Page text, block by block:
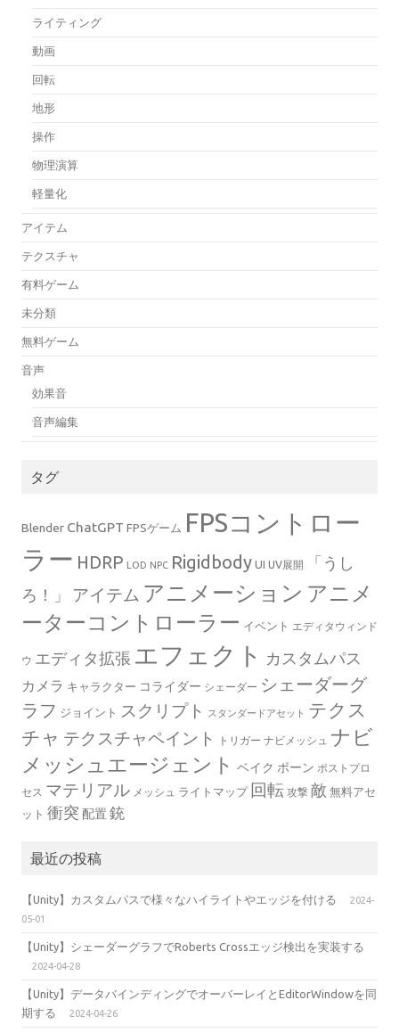
ライティング
動画
回転
地形
操作
物理演算
軽量化
アイテム
テクスチャ
有料ゲーム
未分類
無料ゲーム
音声
効果音
音声編集
タグ
Blender ChatGPT FPSゲーム FPSコントロー
ラー HDRP LOD NPC Rigidbody UI UV展開
「うし
ろ！」
アイテム アニメーション アニメ
ーターコントローラー イベント エディタウィンド
ウ エディタ拡張 エフェクト カスタムパス
カメラ キャラクター コライダー シェーダー シェーダーグ
ラフ ジョイント スクリプト スタンダードアセット テクス
チャ テクスチャペイント トリガー ナビメッシュ ナビ
メッシュエージェント ベイク ボーン ポストプロ
セス マテリアル メッシュ ライトマップ 回転 攻撃 敵 無料アセ
ット 衝突 配置 銃
最近の投稿
【Unity】カスタムパスで様々なハイライトやエッジを付ける
2024-
05-01
【Unity】シェーダーグラフでRoberts Crossエッジ検出を実装する
2024-04-28
【Unity】データバインディングでオーバーレイとEditorWindowを同
期する
2024-04-26